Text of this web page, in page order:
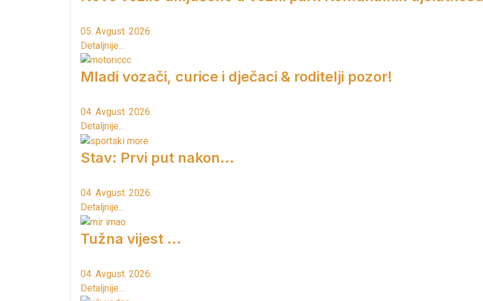
05. Avgust. 2026.
Detaljnije...
Mladi vozači, curice i dječaci & roditelji pozor!
04. Avgust. 2026.
Detaljnije...
Stav: Prvi put nakon…
04. Avgust. 2026.
Detaljnije...
Tužna vijest ...
04. Avgust. 2026.
Detaljnije...